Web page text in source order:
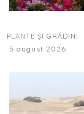
PLANTE ȘI GRĂDINI
5 august 2026